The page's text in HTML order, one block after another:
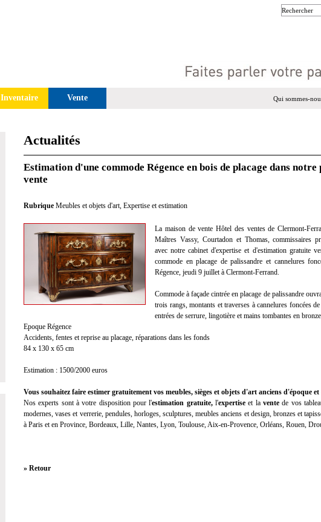
Inventaire Vente Qui sommes-
Actualités
Estimation d'une commode Régence en bois de placage dans notre
vente
Rubrique Meubles et objets d'art, Expertise et estimation
La maison de vente Hôtel des ventes de Clermont-
Maîtres Vassy, Courtadon et Thomas, commissaires
avec notre cabinet d'expertise et d'estimation gratuite
commode en placage de palissandre et cannelures
Régence, jeudi 9 juillet à Clermont-Ferrand.
Commode à façade cintrée en placage de palissandre
trois rangs, montants et traverses à cannelures foncées
entrées de serrure, lingotière et mains tombantes en
Epoque Régence
Accidents, fentes et reprise au placage, réparations dans les fonds
84 x 130 x 65 cm
Estimation : 1500/2000 euros
Vous souhaitez faire estimer gratuitement vos meubles, sièges et objets d'art anciens d'époque et
Nos experts sont à votre disposition pour l'estimation gratuite,l'expertise et lavente de vos
modernes, vases et verrerie, pendules, horloges, sculptures, meubles anciens et design, bronzes et
à Paris et en Province, Bordeaux, Lille, Nantes, Lyon, Toulouse, Aix-en-Provence, Orléans, Rouen,
» Retour